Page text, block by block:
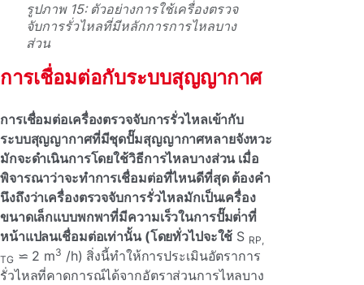
รูปภาพ 15: ตัวอย่างการใช้เครื่องตรวจ
จับการรั่วไหลที่มีหลักการการไหลบาง
ส่วน
การเชื่อมต่อกับระบบสุญญากาศ
การเชื่อมต่อเครื่องตรวจจับการรั่วไหลเข้ากับ
ระบบสุญญากาศที่มีชุดปั๊มสุญญากาศหลายจังหวะ
มักจะดําเนินการโดยใช้วิธีการไหลบางส่วน เมื่อ
พิจารณาว่าจะทําการเชื่อมต่อที่ไหนดีที่สุด ต้องคํา
นึงถึงว่าเครื่องตรวจจับการรั่วไหลมักเป็นเครื่อง
ขนาดเล็กแบบพกพาที่มีความเร็วในการปั๊มต่ําที่
หน้าแปลนเชื่อมต่อเท่านั้น (โดยทั่วไปจะใช้ S RP,
TG⋍ 2 m3 /h) สิ่งนี้ทําให้การประเมินอัตราการ
รั่วไหลที่คาดการณ์ได้จากอัตราส่วนการไหลบาง